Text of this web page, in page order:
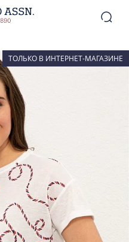
ТОЛЬКО В ИНТЕРНЕТ-МАГАЗИНЕ